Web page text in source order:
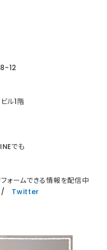
12
ル1階
でも
ォームできる情報を配信中
Twitter